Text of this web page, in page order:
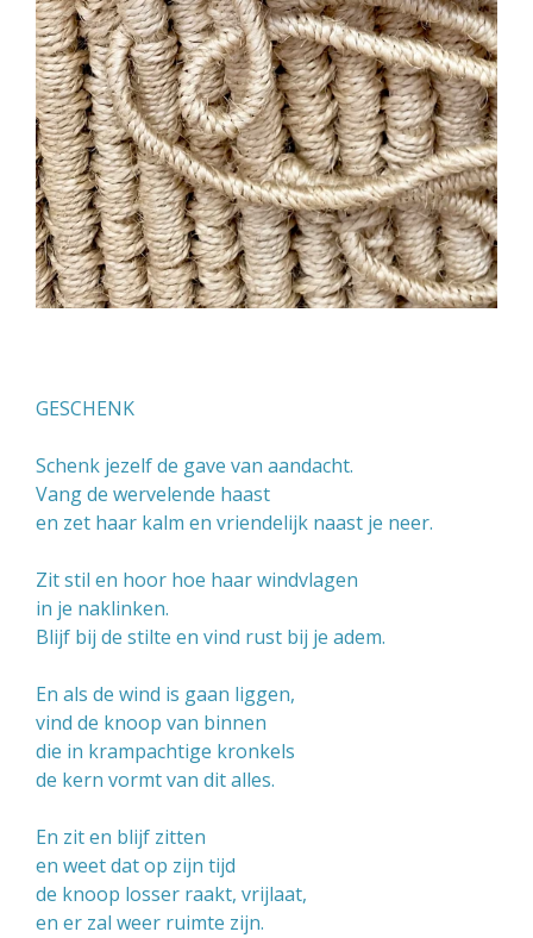
GESCHENK
Schenk jezelf de gave van aandacht.
Vang de wervelende haast
en zet haar kalm en vriendelijk naast je neer.
Zit stil en hoor hoe haar windvlagen
in je naklinken.
Blijf bij de stilte en vind rust bij je adem.
En als de wind is gaan liggen,
vind de knoop van binnen
die in krampachtige kronkels
de kern vormt van dit alles.
En zit en blijf zitten
en weet dat op zijn tijd
de knoop losser raakt, vrijlaat,
en er zal weer ruimte zijn.